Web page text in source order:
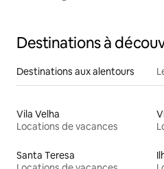
Destinations à
Destinations aux alentours
Vila Velha
Locations de vacances
Santa Teresa